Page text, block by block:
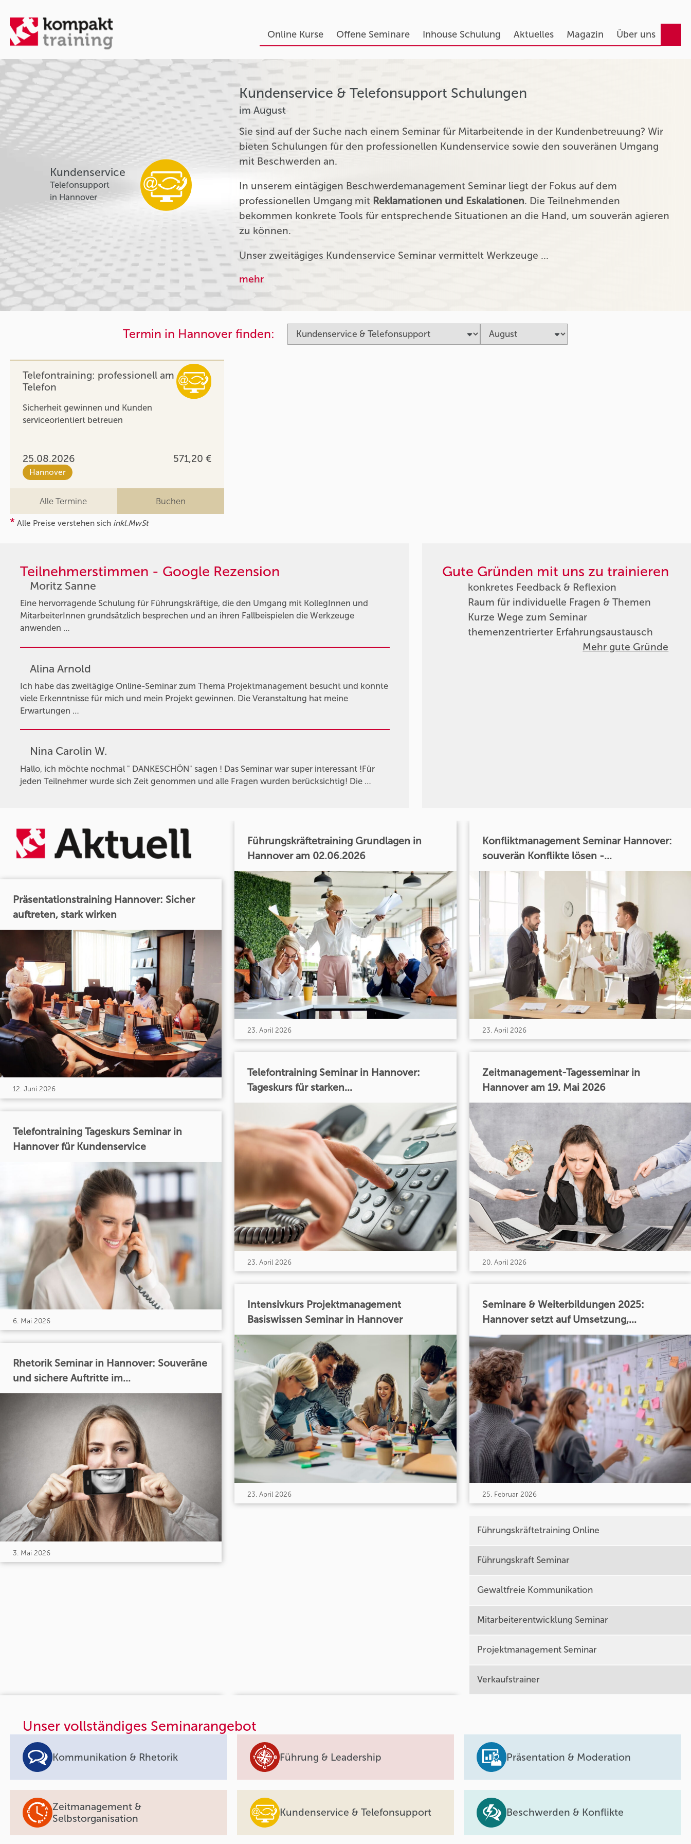
Online Kurse Offene Seminare Inhouse Schulung Aktuelles Magazin Über uns
Kundenservice
Telefonsupport
in Hannover
Kundenservice & Telefonsupport Schulungen
im August
Sie sind auf der Suche nach einem Seminar für Mitarbeitende in der Kundenbetreuung? Wir
bieten Schulungen für den professionellen Kundenservice sowie den souveränen Umgang
mit Beschwerden an.
In unserem eintägigen Beschwerdemanagement Seminar liegt der Fokus auf dem
professionellen Umgang mit Reklamationen und Eskalationen. Die Teilnehmenden
bekommen konkrete Tools für entsprechende Situationen an die Hand, um souverän agieren
zu können.
Unser zweitägiges Kundenservice Seminar vermittelt Werkzeuge …
mehr
Termin in Hannover finden:
Telefontraining: professionell am
Telefon
Sicherheit gewinnen und Kunden
serviceorientiert betreuen
25.08.2026 571,20 €
Hannover
Alle Termine Buchen
* Alle Preise verstehen sich inkl.MwSt
Teilnehmerstimmen - Google Rezension
Moritz Sanne
Eine hervorragende Schulung für Führungskräftige, die den Umgang mit KollegInnen und
MitarbeiterInnen grundsätzlich besprechen und an ihren Fallbeispielen die Werkzeuge
anwenden …
Alina Arnold
Ich habe das zweitägige Online-Seminar zum Thema Projektmanagement besucht und konnte
viele Erkenntnisse für mich und mein Projekt gewinnen. Die Veranstaltung hat meine
Erwartungen …
Nina Carolin W.
Hallo, ich möchte nochmal " DANKESCHÖN" sagen ! Das Seminar war super interessant !Für
jeden Teilnehmer wurde sich Zeit genommen und alle Fragen wurden berücksichtig! Die …
Gute Gründen mit uns zu trainieren
konkretes Feedback & Reflexion
Raum für individuelle Fragen & Themen
Kurze Wege zum Seminar
themenzentrierter Erfahrungsaustausch
Mehr gute Gründe
Präsentationstraining Hannover: Sicher
auftreten, stark wirken
12. Juni 2026
Telefontraining Tageskurs Seminar in
Hannover für Kundenservice
6. Mai 2026
Rhetorik Seminar in Hannover: Souveräne
und sichere Auftritte im...
3. Mai 2026
Führungskräftetraining Grundlagen in
Hannover am 02.06.2026
23. April 2026
Telefontraining Seminar in Hannover:
Tageskurs für starken...
23. April 2026
Intensivkurs Projektmanagement
Basiswissen Seminar in Hannover
23. April 2026
Konfliktmanagement Seminar Hannover:
souverän Konflikte lösen -...
23. April 2026
Zeitmanagement-Tagesseminar in
Hannover am 19. Mai 2026
20. April 2026
Seminare & Weiterbildungen 2025:
Hannover setzt auf Umsetzung,...
25. Februar 2026
Führungskräftetraining Online
Führungskraft Seminar
Gewaltfreie Kommunikation
Mitarbeiterentwicklung Seminar
Projektmanagement Seminar
Verkaufstrainer
Unser vollständiges Seminarangebot
Kommunikation & Rhetorik Führung & Leadership Präsentation & Moderation
Zeitmanagement &
Selbstorganisation
Kundenservice & Telefonsupport Beschwerden & Konflikte